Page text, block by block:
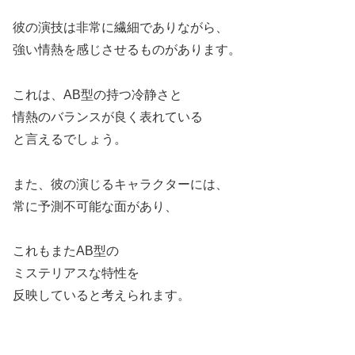
彼の演技は非常に繊細でありながら、
強い情熱を感じさせるものがあります。
これは、AB型の持つ冷静さと
情熱のバランスが良く表れている
と言えるでしょう。
また、彼の演じるキャラクターには、
常に予測不可能な面があり、
これもまたAB型の
ミステリアスな特性を
反映していると考えられます。